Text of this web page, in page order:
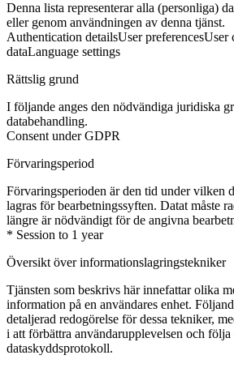
Denna lista representerar alla (personliga)
eller genom användningen av denna tjänst.
Authentication detailsUser preferencesUser
dataLanguage settings
Rättslig grund
I följande anges den nödvändiga juridiska
databehandling.
Consent under GDPR
Förvaringsperiod
Förvaringsperioden är den tid under vilken
lagras för bearbetningssyften. Datat måste
längre är nödvändigt för de angivna
* Session to 1 year
Översikt över informationslagringstekniker
Tjänsten som beskrivs här innefattar olika
information på en användares enhet.
detaljerad redogörelse för dessa tekniker,
i att förbättra användarupplevelsen och följa
dataskyddsprotokoll.